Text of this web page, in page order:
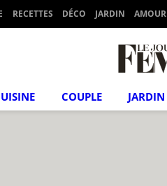
RECETTES DÉCO JARDIN AMOUR
COUPLE JARDIN